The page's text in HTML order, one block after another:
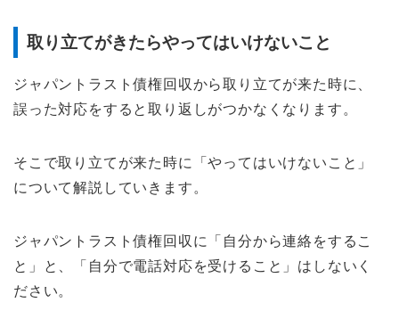
取り立てがきたらやってはいけないこと
ジャパントラスト債権回収から取り立てが来た時に、
誤った対応をすると取り返しがつかなくなります。
そこで取り立てが来た時に「やってはいけないこと」
について解説していきます。
ジャパントラスト債権回収に「自分から連絡をするこ
と」と、「自分で電話対応を受けること」はしないく
ださい。